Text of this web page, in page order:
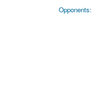
Opponents: